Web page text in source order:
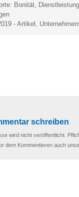
Bonität Dienstleistung
-Artikel
schreiben
wird nicht veröffentlicht.
dem Kommentieren auch